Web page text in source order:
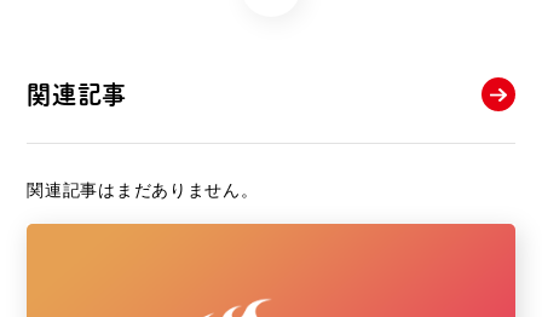
関連記事
関連記事はまだありません。